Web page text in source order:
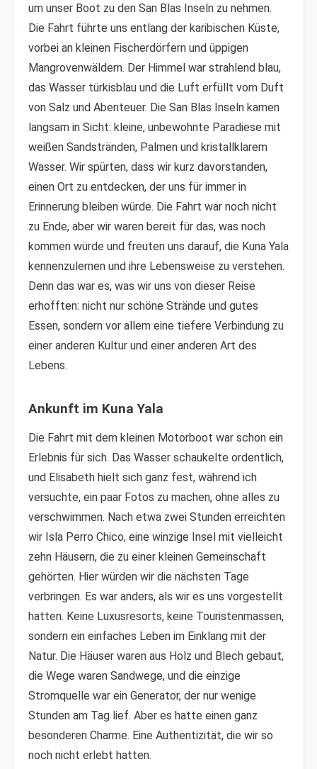
um unser Boot zu den San Blas Inseln zu nehmen.
Die Fahrt führte uns entlang der karibischen Küste,
vorbei an kleinen Fischerdörfern und üppigen
Mangrovenwäldern. Der Himmel war strahlend blau,
das Wasser türkisblau und die Luft erfüllt vom Duft
von Salz und Abenteuer. Die San Blas Inseln kamen
langsam in Sicht: kleine, unbewohnte Paradiese mit
weißen Sandstränden, Palmen und kristallklarem
Wasser. Wir spürten, dass wir kurz davorstanden,
einen Ort zu entdecken, der uns für immer in
Erinnerung bleiben würde. Die Fahrt war noch nicht
zu Ende, aber wir waren bereit für das, was noch
kommen würde und freuten uns darauf, die Kuna Yala
kennenzulernen und ihre Lebensweise zu verstehen.
Denn das war es, was wir uns von dieser Reise
erhofften: nicht nur schöne Strände und gutes
Essen, sondern vor allem eine tiefere Verbindung zu
einer anderen Kultur und einer anderen Art des
Lebens.
Ankunft im Kuna Yala
Die Fahrt mit dem kleinen Motorboot war schon ein
Erlebnis für sich. Das Wasser schaukelte ordentlich,
und Elisabeth hielt sich ganz fest, während ich
versuchte, ein paar Fotos zu machen, ohne alles zu
verschwimmen. Nach etwa zwei Stunden erreichten
wir Isla Perro Chico, eine winzige Insel mit vielleicht
zehn Häusern, die zu einer kleinen Gemeinschaft
gehörten. Hier würden wir die nächsten Tage
verbringen. Es war anders, als wir es uns vorgestellt
hatten. Keine Luxusresorts, keine Touristenmassen,
sondern ein einfaches Leben im Einklang mit der
Natur. Die Häuser waren aus Holz und Blech gebaut,
die Wege waren Sandwege, und die einzige
Stromquelle war ein Generator, der nur wenige
Stunden am Tag lief. Aber es hatte einen ganz
besonderen Charme. Eine Authentizität, die wir so
noch nicht erlebt hatten.